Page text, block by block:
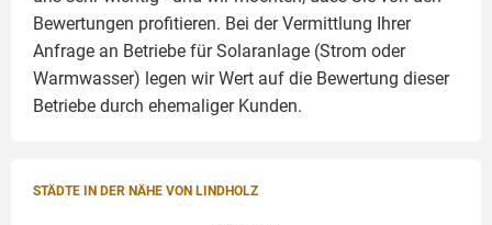
Bewertungen profitieren. Bei der Vermittlung Ihrer
Anfrage an Betriebe für Solaranlage (Strom oder
Warmwasser) legen wir Wert auf die Bewertung dieser
Betriebe durch ehemaliger Kunden.
STÄDTE IN DER NÄHE VON LINDHOLZ